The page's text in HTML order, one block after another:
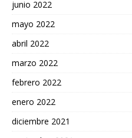
junio 2022
mayo 2022
abril 2022
marzo 2022
febrero 2022
enero 2022
diciembre 2021